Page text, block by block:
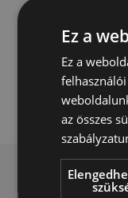
Kérje
Ajánlatot kérek
Ez a
Ez a
az összes